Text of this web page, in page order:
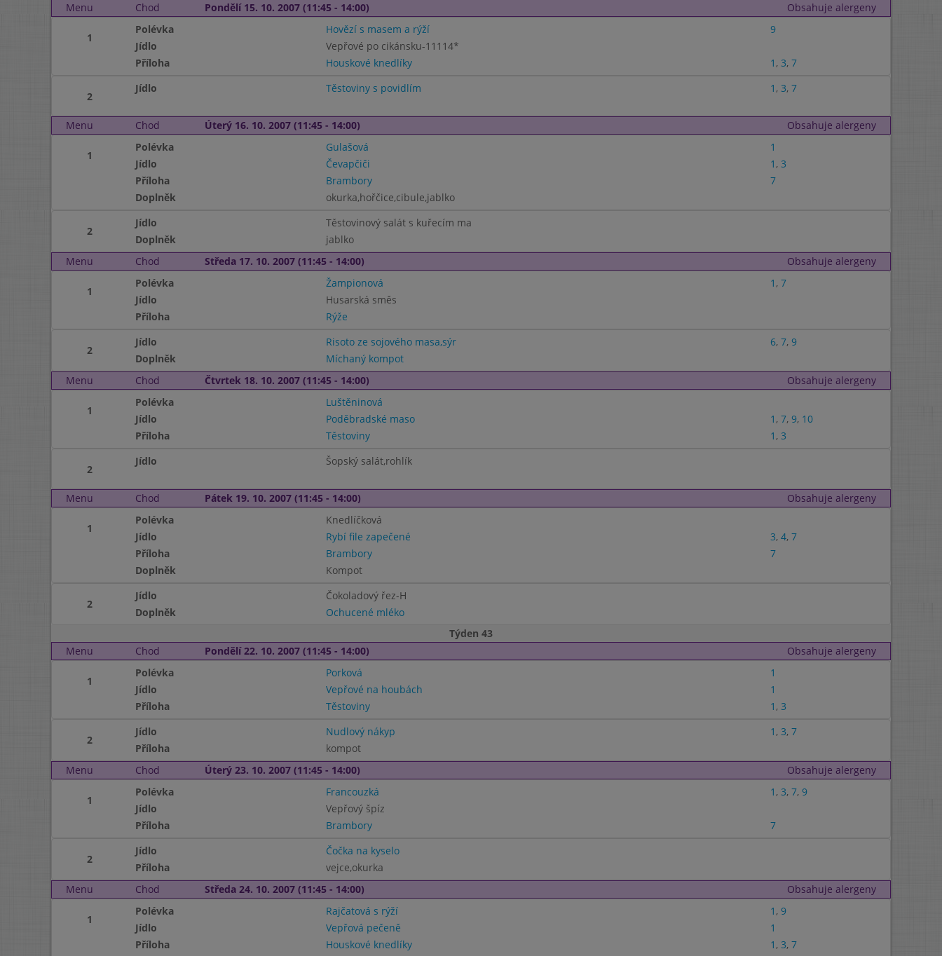
Menu
Chod Pondělí 15. 10. 2007 (11:45 - 14:00) Obsahuje alergeny
1
Polévka Hovězí s masem a rýží
9
Jídlo
Vepřové po cikánsku-11114*
Příloha
Houskové knedlíky 1 , 3, 7
2
Jídlo Těstoviny s povidlím 1 , 3, 7
Menu Chod Úterý 16. 10. 2007 (11:45 - 14:00) Obsahuje alergeny
1
Polévka Gulašová
1
Jídlo
Čevapčiči 1 , 3
Příloha
Brambory
7
Doplněk
okurka,hořčice,cibule,jablko
2
Jídlo
Těstovinový salát s kuřecím ma
Doplněk
jablko
Menu
Chod Středa 17. 10. 2007 (11:45 - 14:00) Obsahuje alergeny
1
Polévka Žampionová 1 , 7
Jídlo
Husarská směs
Příloha
Rýže
2
Jídlo Risoto ze sojového masa,sýr 6, 7, 9
Doplněk
Míchaný kompot
Menu
Chod Čtvrtek 18. 10. 2007 (11:45 - 14:00) Obsahuje alergeny
1
Polévka
Luštěninová
Jídlo
Poděbradské maso 1 , 7, 9, 10
Příloha
Těstoviny 1 , 3
2
Jídlo Šopský salát,rohlík
Menu Chod Pátek 19. 10. 2007 (11:45 - 14:00) Obsahuje alergeny
1
Polévka
Knedlíčková
Jídlo
Rybí file zapečené 3, 4, 7
Příloha
Brambory
7
Doplněk
Kompot
2
Jídlo
Čokoladový řez-H
Doplněk
Ochucené mléko
Týden 43
Menu
Chod Pondělí 22. 10. 2007 (11:45 - 14:00) Obsahuje alergeny
1
Polévka Porková
1
Jídlo
Vepřové na houbách
1
Příloha
Těstoviny 1 , 3
2
Jídlo Nudlový nákyp 1 , 3, 7
Příloha
kompot
Menu
Chod Úterý 23. 10. 2007 (11:45 - 14:00) Obsahuje alergeny
1
Polévka Francouzká 1 , 3, 7, 9
Jídlo
Vepřový špíz
Příloha
Brambory 7
2
Jídlo
Čočka na kyselo
Příloha
vejce,okurka
Menu
Chod Středa 24. 10. 2007 (11:45 - 14:00) Obsahuje alergeny
1
Polévka Rajčatová s rýží 1 , 9
Jídlo
Vepřová pečeně
1
Příloha
Houskové knedlíky 1 , 3, 7